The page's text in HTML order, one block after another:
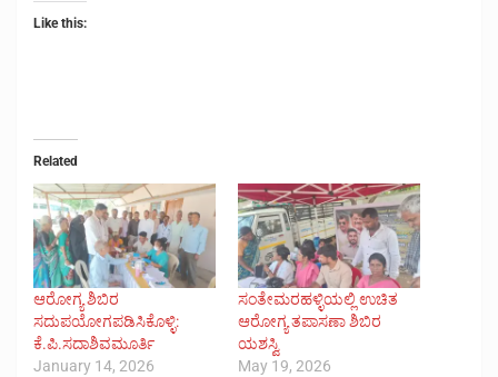
Like this:
Related
ಆರೋಗ್ಯ ಶಿಬಿರ
ಸದುಪಯೋಗಪಡಿಸಿಕೊಳ್ಳಿ:
ಕೆ.ಪಿ.ಸದಾಶಿವಮೂರ್ತಿ
January 14, 2026
ಸಂತೇಮರಹಳ್ಳಿಯಲ್ಲಿ ಉಚಿತ
ಆರೋಗ್ಯ ತಪಾಸಣಾ ಶಿಬಿರ
ಯಶಸ್ವಿ
May 19, 2026